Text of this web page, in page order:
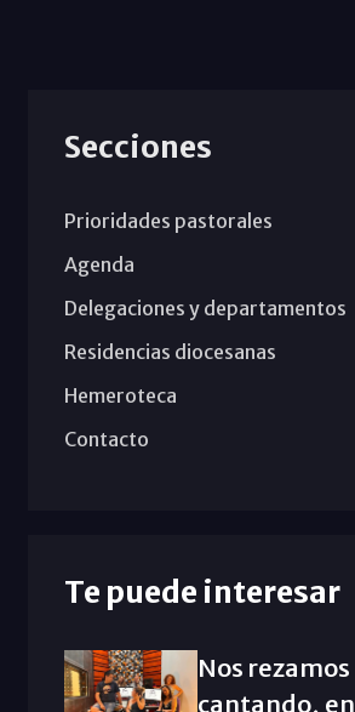
Secciones
Prioridades pastorales
Agenda
Delegaciones y departamentos
Residencias diocesanas
Hemeroteca
Contacto
Te puede interesar
Nos rezamos
cantando, en